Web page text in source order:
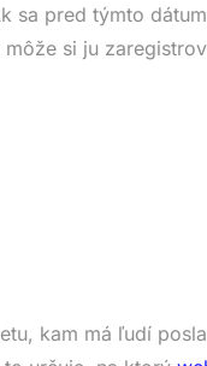
sa pred týmto
si ju
kam má ľudí